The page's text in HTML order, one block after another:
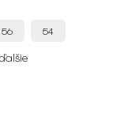
56 54